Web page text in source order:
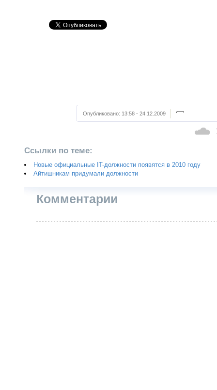
Опубликовано: 13:58 - 24.12.2009
Ссылки по теме:
Новые официальные IT-должности появятся в 2010 году
Айтишникам придумали должности
Комментарии